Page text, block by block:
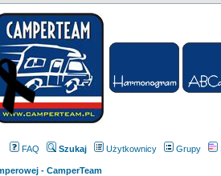
FAQ Szukaj Użytkownicy Grupy
- CamperTeam